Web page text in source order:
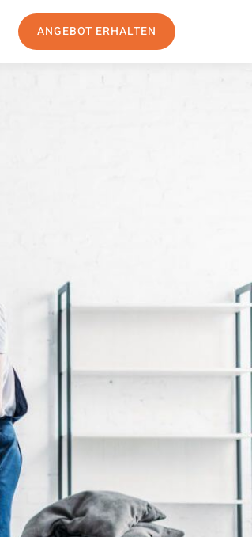
ANGEBOT ERHALTEN